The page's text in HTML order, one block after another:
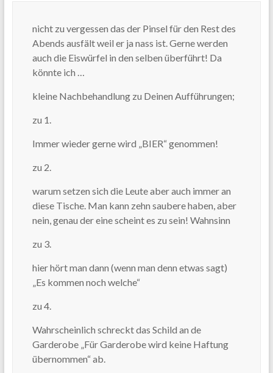
nicht zu vergessen das der Pinsel für den Rest des
Abends ausfält weil er ja nass ist. Gerne werden
auch die Eiswürfel in den selben überführt! Da
könnte ich …
kleine Nachbehandlung zu Deinen Aufführungen;
zu 1.
Immer wieder gerne wird „BIER“ genommen!
zu 2.
warum setzen sich die Leute aber auch immer an
diese Tische. Man kann zehn saubere haben, aber
nein, genau der eine scheint es zu sein! Wahnsinn
zu 3.
hier hört man dann (wenn man denn etwas sagt)
„Es kommen noch welche“
zu 4.
Wahrscheinlich schreckt das Schild an de
Garderobe „Für Garderobe wird keine Haftung
übernommen“ ab.